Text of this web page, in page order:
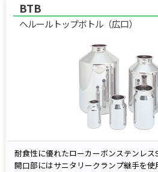
BTB
ヘルールトップボトル（広口）
耐食性に優れたローカーボンステンレス
開口部にはサニタリークランプ継手を